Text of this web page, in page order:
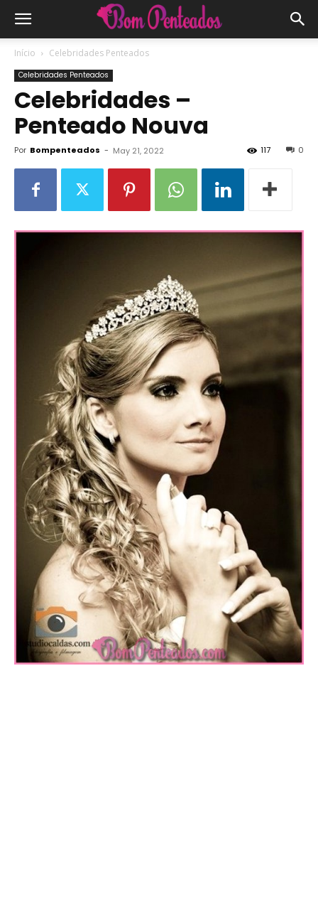
Início Celebridades Penteados
Celebridades Penteados
Celebridades –
Penteado Nouva
Por Bompenteados - May 21, 2022 0
117